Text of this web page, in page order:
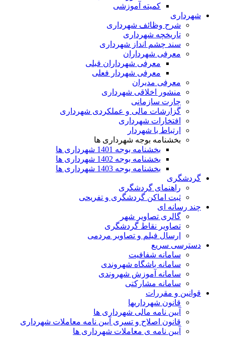
کمیته آموزشی
شهرداری
شرح وظائف شهرداری
تاریخچه شهرداری
سند چشم انداز شهرداری
معرفی شهرداران
معرفی شهرداران قبلی
معرفی شهردار فعلی
معرفی مدیران
منشور اخلاقی شهرداری
چارت سازمانی
گزارشات مالی و عملکردی شهرداری
افتخارات شهرداری
ارتباط با شهردار
بخشنامه بوجه شهرداری ها
بخشنامه بوجه 1401 شهرداری ها
بخشنامه بوجه 1402 شهرداری ها
بخشنامه بوجه 1403 شهرداری ها
گردشگری
راهنمای گردشگری
ثبت اماکن گردشگری و تفریحی
چند رسانه ای
گالری تصاویر شهر
تصاویر نقاط گردشگری
ارسال فیلم و تصاویر مردمی
دسترسی سریع
سامانه شفافیت
سامانه باشگاه شهروندی
سامانه آموزش شهروندی
سامانه مشارکتی
قوانین و مقررات
قانون شهرداریها
آیین نامه مالی شهرداری ها
قانون اصلاح و تسری آیین نامه معاملات شهرداری
آیین نامه ی معاملات شهرداری ها